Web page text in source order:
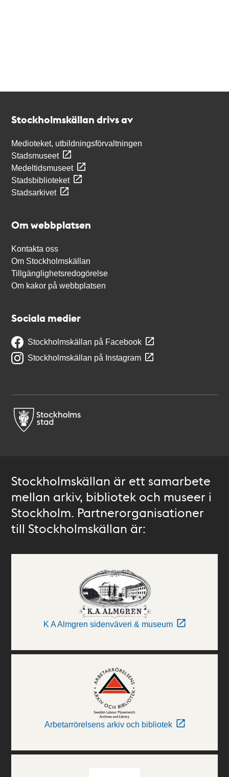
Stockholmskällan drivs av
Medioteket, utbildningsförvaltningen
Stadsmuseet
Medeltidsmuseet
Stadsbiblioteket
Stadsarkivet
Om webbplatsen
Kontakta oss
Om Stockholmskällan
Tillgänglighetsredogörelse
Om kakor på webbplatsen
Sociala medier
Stockholmskällan på Facebook
Stockholmskällan på Instagram
Stockholmskällan är ett samarbete
mellan arkiv, bibliotek och museer i
Stockholm. Partnerorganisationer
till Stockholmskällan är:
K A Almgren sidenväveri & museum
Arbetarrörelsens arkiv och bibliotek